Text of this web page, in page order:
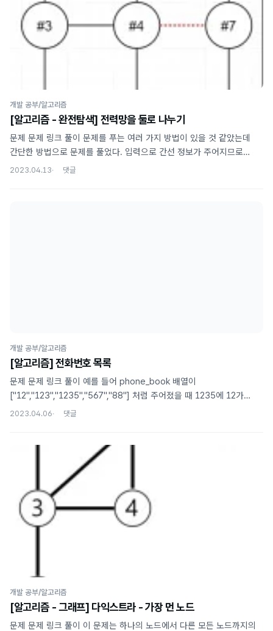
해준다 루프안에서 현재 count를 기억해두고 현재와 동일한 시간을
갖는 음식을 removeFirst() - O(1) 으로 제거 이때 음식의 시간을
0으로 변..
개발 공부/알고리즘
[알고리즘 - 완전탐색] 전력망을 둘로 나누기
문제 문제 링크 풀이 문제를 푸는 여러 가지 방법이 있을 것 같았는데
간단한 방법으로 문제를 풀었다. 입력으로 간선 정보가 주어지므로
순회를 통해 하나씩 간선을 제외하고, 제외된 간선에 속한 노드를 각각
2023.04.13
개발 공부/알고리즘
[알고리즘] 전화번호 목록
문제 문제 링크 풀이 예를 들어 phone_book 배열이
["12","123","1235","567","88"] 처럼 주어졌을 때 1235에 12가
포함되므로 접두사가 되며 false가 정답이 된다. 이를 단순하게
나오게 된다. O(n)에 문제를 해결하려면 한번만 순회하면서 답을 찾아야
한다. 이를 위해서는 각각의 자릿수에 대하여 더 작은 수가 앞에 오도록
정렬을 해주면 된다. 예를 들어 "12"와 "123" 이 있다면 "12",
"123"으로 정렬을 해야 하고 "1"과 "123" 이 있다면 "1", "123"으로,
"2"와 "24"와 "134"이 있다면 "134", "2..
2023.04.06
개발 공부/알고리즘
[알고리즘 - 그래프] 다익스트라 - 가장 먼 노드
문제 문제 링크 풀이 이 문제는 하나의 노드에서 다른 모든 노드까지의